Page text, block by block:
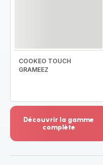
COOKEO TOUCH
GRAMEEZ
Découvrir la gamme
complète
-